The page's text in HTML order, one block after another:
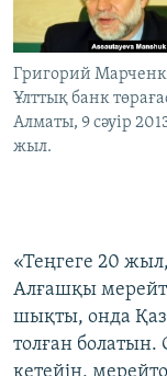
Григорий
Ұлттық банк
Алматы, 9 сәуір
жыл.
«Теңгеге 20
Алғашқы
шықты, онда
толған болатын.